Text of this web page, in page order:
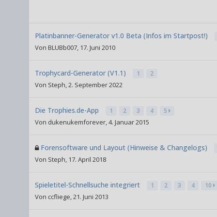
Platinbanner-Generator v1.0 Beta (Infos im Startpost!)
Von BLUBb007, 17. Juni 2010
Trophycard-Generator (V1.1) 1 2
Von Steph,2. September 2022
Die Trophies.de-App 1 2 3 4 5
Von dukenukemforever,4. Januar 2015
Forensoftware und Layout (Hinweise & Changelogs)
Von Steph, 17. April 2018
Spieletitel-Schnellsuche integriert 1 2 3 4 10
Von ccfliege,21. Juni 2013